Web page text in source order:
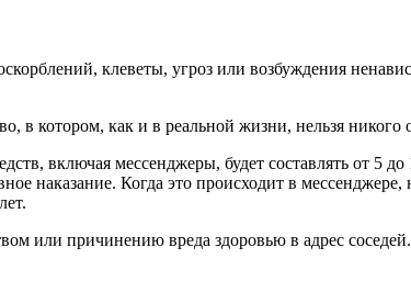
клеветы, угроз или возбуждения
в котором, как и в реальной жизни, нельзя никого
включая мессенджеры, будет составлять от 5
наказание. Когда это происходит в
или причинению вреда здоровью в адрес